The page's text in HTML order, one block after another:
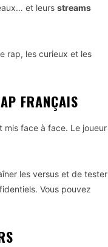
et leurs streams
rap, les curieux et les
FRANÇAIS
face à face. Le joueur
les versus et de tester
Vous pouvez